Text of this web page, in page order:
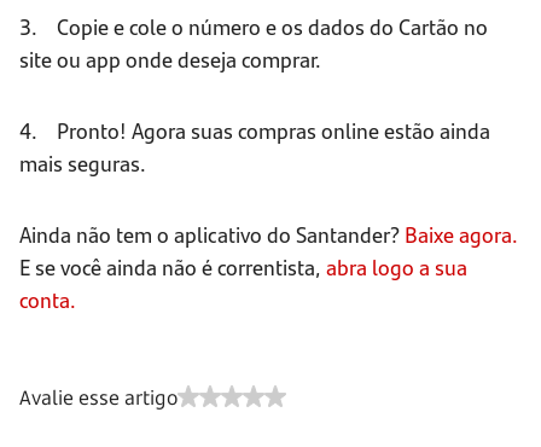
3. Copie e cole o número e os dados do Cartão no
site ou app onde deseja comprar.
4. Pronto! Agora suas compras online estão ainda
mais seguras.
Ainda não tem o aplicativo do Santander? Baixe agora.
E se você ainda não é correntista, abra logo a sua
conta.
Avalie esse artigo